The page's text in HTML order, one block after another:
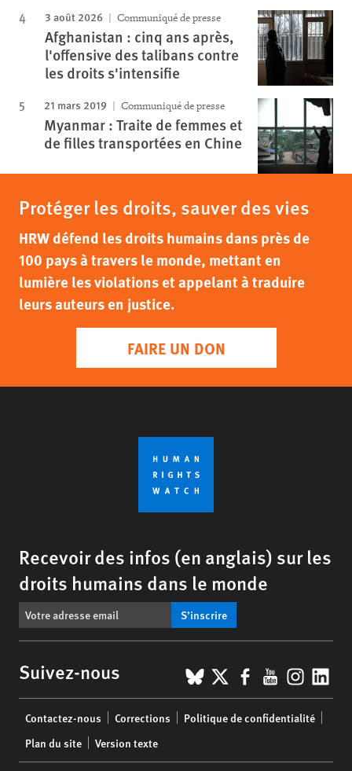
3 août 2026 Communiqué de presse
Afghanistan : cinq ans après,
l'offensive des talibans contre
les droits s'intensifie
21 mars 2019 Communiqué de presse
Myanmar : Traite de femmes et
de filles transportées en Chine
Protéger les droits, sauver des vies
HRW défend les droits humains dans près de
100 pays à travers le monde, mettant en
lumière les violations et appelant à traduire
leurs auteurs en justice.
FAIRE UN DON
Recevoir des infos (en anglais) sur les
droits humains dans le monde
S’inscrire
Suivez-nous BlueSky
X Facebook
YouTube
menu
Contactez-nous Corrections
Politique de confidentialité
Plan du site
Version texte